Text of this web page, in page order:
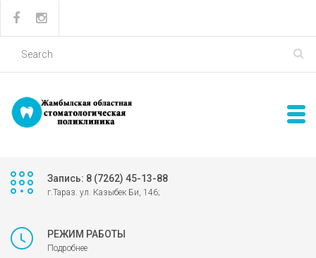
Запись: 8 (7262) 45-13-88
г.Тараз. ул. Казыбек Би, 146;
РЕЖИМ РАБОТЫ
Подробнее